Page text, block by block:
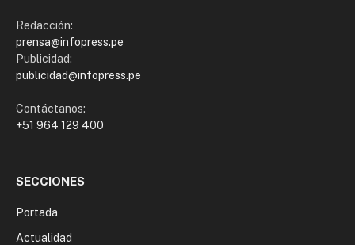
Redacción:
prensa@infopress.pe
Publicidad:
publicidad@infopress.pe
Contáctanos:
+51 964 129 400
SECCIONES
Portada
Actualidad